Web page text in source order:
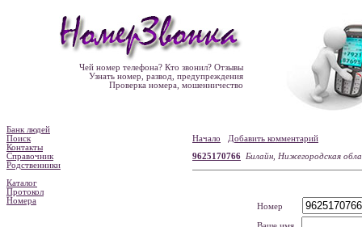
Чей номер телефона? Кто звонил? Отзывы
Узнать номер, развод, предупреждения
Проверка номера, мошенничество
Банк людей
Поиск
Контакты
Справочник
Родственники
Каталог
Протокол
Номера
Начало
Добавить комментарий
9625170766
Билайн, Нижегородская
Номер